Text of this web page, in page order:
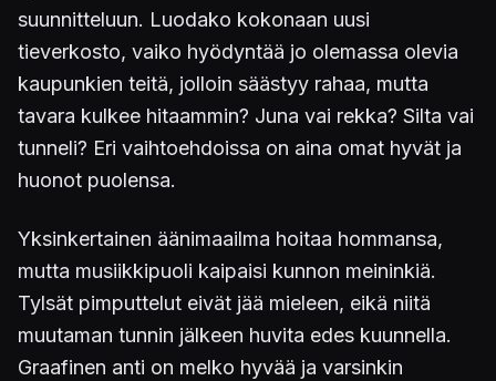
suunnitteluun. Luodako kokonaan uusi
tieverkosto, vaiko hyödyntää jo olemassa olevia
kaupunkien teitä, jolloin säästyy rahaa, mutta
tavara kulkee hitaammin? Juna vai rekka? Silta vai
tunneli? Eri vaihtoehdoissa on aina omat hyvät ja
huonot puolensa.
Yksinkertainen äänimaailma hoitaa hommansa,
mutta musiikkipuoli kaipaisi kunnon meininkiä.
Tylsät pimputtelut eivät jää mieleen, eikä niitä
muutaman tunnin jälkeen huvita edes kuunnella.
Graafinen anti on melko hyvää ja varsinkin